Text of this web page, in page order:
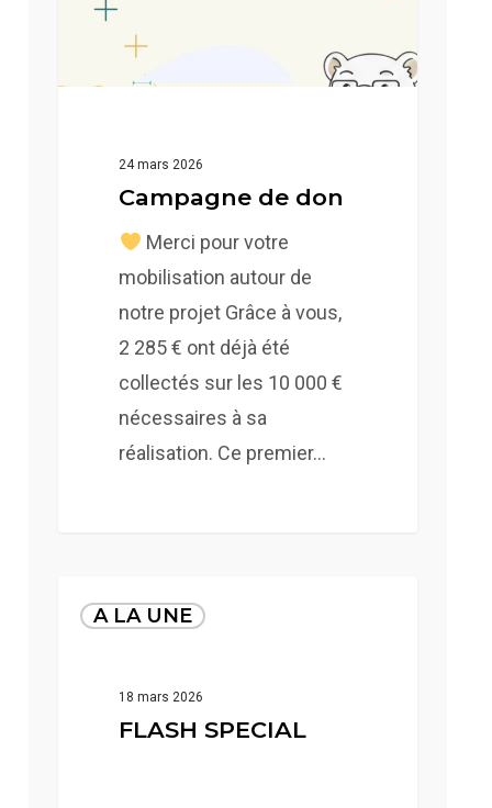
24 mars 2026
Campagne de don
Merci pour votre
mobilisation autour de
notre projet Grâce à vous,
2 285 € ont déjà été
collectés sur les 10 000 €
nécessaires à sa
réalisation. Ce premier…
A LA UNE
SPECIAL
18 mars 2026
FLASH SPECIAL